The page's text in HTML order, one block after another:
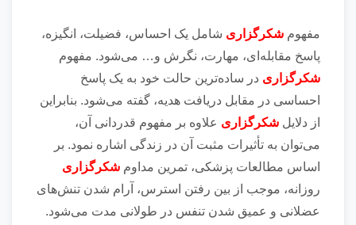
مفهوم شکرگزاری شامل یک احساس، فضیلت، انگیزه،
پاسخ مقابله‌ای، مهارت، نگرش و… می‌شود. مفهوم
شکرگزاری در ساده‌ترین حالت خود به یک پاسخ
احساسی در مقابل دریافت هدیه، گفته می‌شود. بنابراین
از دلایل شکرگزاری علاوه بر مفهوم قدردانی آن،
می‌توان به تأثیرات مثبت آن در زندگی اشاره نمود. بر
اساس مطالعات پزشکی، تمرین مداوم شکرگزاری
روزانه، موجب از بین رفتن استرس، آرام شدن تنش‌های
عضلانی و عمیق شدن تنفس در طولانی مدت می‌شود.